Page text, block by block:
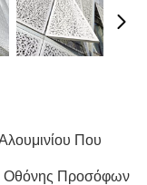
Που
Οθόνης Προσόφων